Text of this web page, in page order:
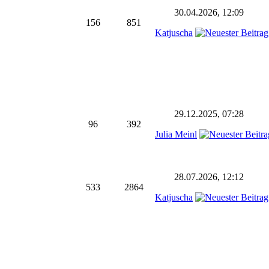
156 851
30.04.2026, 12:09
Katjuscha
96 392
29.12.2025, 07:28
Julia Meinl
533 2864
28.07.2026, 12:12
Katjuscha